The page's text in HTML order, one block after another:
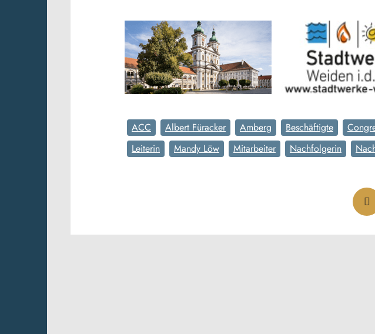
ACC Albert Füracker Amberg Beschäftigte
Leiterin
Mandy Löw Mitarbeiter Nachfolgerin